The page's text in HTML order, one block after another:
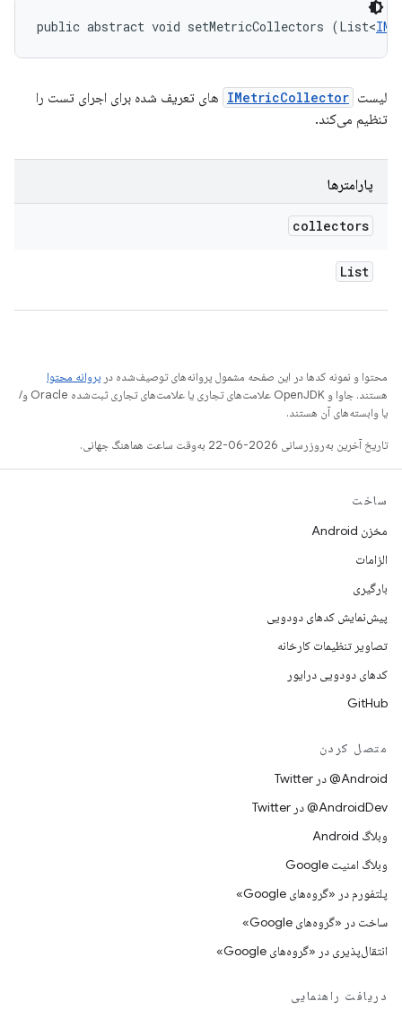
public abstract void setMetricCollectors (List<
لیست IMetricCollector های تعریف شده برای اجرای تست را
تنظیم می‌کند.
پارامترها
collectors
List
محتوا و نمونه کدها در این صفحه مشمول پروانه‌های توصیف‌شده در پروانه محتوا
هستند. جاوا و OpenJDK علامت‌های تجاری یا علامت‌های تجاری ثبت‌شده Oracle و/
یا وابسته‌های آن هستند.
تاریخ آخرین به‌روزرسانی 2026-06-22 به‌وقت ساعت هماهنگ جهانی.
ساخت
مخزن Android
الزامات
بارگیری
پیش‌نمایش کدهای دودویی
تصاویر تنظیمات کارخانه
کدهای دودویی درایور
GitHub
متصل کردن
Android@ در Twitter
AndroidDev@ در Twitter
وبلاگ Android
وبلاگ امنیت Google
پلتفورم در «گروه‌های Google»
ساخت در «گروه‌های Google»
انتقال‌پذیری در «گروه‌های Google»
دریافت راهنمایی